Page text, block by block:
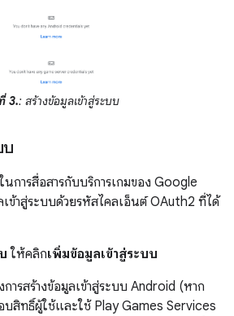
3.: สร้างข้อมูลเข้าสู่ระบบ
บ
การสื่อสารกับบริการเกมของ Google
ข้าสู่ระบบด้วยรหัสไคลเอ็นต์ OAuth2 ที่ได้
ให้คลิกเพิ่มข้อมูลเข้าสู่ระบบ
การสร้างข้อมูลเข้าสู่ระบบ Android (หาก
บสิทธิ์ผู้ใช้และใช้ Play Games Services